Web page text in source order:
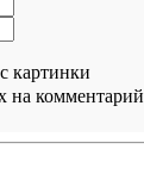
картинки
на комментарий